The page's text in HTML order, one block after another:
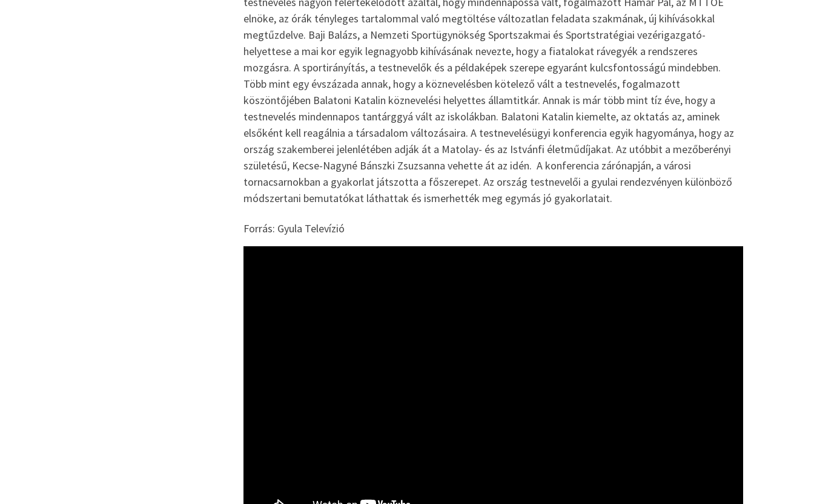
elnöke, az órák tényleges tartalommal való megtöltése változatlan feladata szakmának, új kihívásokkal
megtűzdelve. Baji Balázs, a Nemzeti Sportügynökség Sportszakmai és Sportstratégiai vezérigazgató-
helyettese a mai kor egyik legnagyobb kihívásának nevezte, hogy a fiatalokat rávegyék a rendszeres
mozgásra. A sportirányítás, a testnevelők és a példaképek szerepe egyaránt kulcsfontosságú mindebben.
Több mint egy évszázada annak, hogy a köznevelésben kötelező vált a testnevelés, fogalmazott
köszöntőjében Balatoni Katalin köznevelési helyettes államtitkár. Annak is már több mint tíz éve, hogy a
testnevelés mindennapos tantárggyá vált az iskolákban. Balatoni Katalin kiemelte, az oktatás az, aminek
elsőként kell reagálnia a társadalom változásaira. A testnevelésügyi konferencia egyik hagyománya, hogy az
ország szakemberei jelenlétében adják át a Matolay- és az Istvánfi életműdíjakat. Az utóbbit a mezőberényi
születésű, Kecse-Nagyné Bánszki Zsuzsanna vehette át az idén. A konferencia zárónapján, a városi
tornacsarnokban a gyakorlat játszotta a főszerepet. Az ország testnevelői a gyulai rendezvényen különböző
módszertani bemutatókat láthattak és ismerhették meg egymás jó gyakorlatait.
Forrás: Gyula Televízió